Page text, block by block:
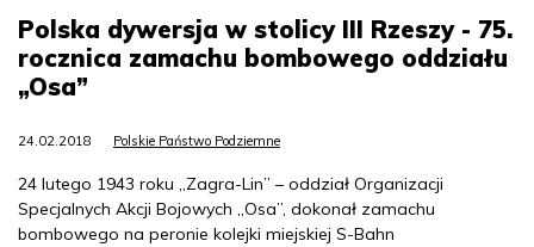
Polska dywersja w stolicy III Rzeszy - 75.
rocznica zamachu bombowego oddziału
„Osa”
24.02.2018 Polskie Państwo Podziemne
24 lutego 1943 roku „Zagra-Lin” – oddział Organizacji
Specjalnych Akcji Bojowych „Osa”, dokonał zamachu
bombowego na peronie kolejki miejskiej S-Bahn